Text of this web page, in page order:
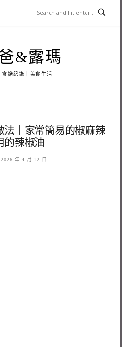
&露瑪
食譜紀錄｜美食生活
法｜家常簡易的椒麻辣
的辣椒油
2026 年 4 月 12 日